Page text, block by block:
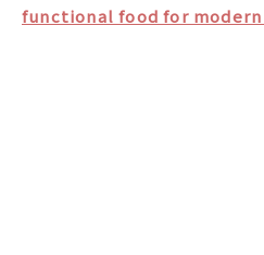
functional food for